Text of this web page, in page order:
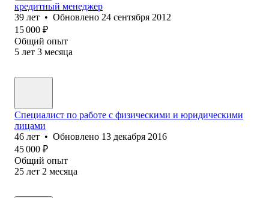
кредитный менеджер
39 лет • Обновлено 24 сентября 2012
15 000 ₽
Общий опыт
5 лет 3 месяца
Специалист по работе с физическими и юридическими
лицами
46 лет • Обновлено 13 декабря 2016
45 000 ₽
Общий опыт
25 лет 2 месяца